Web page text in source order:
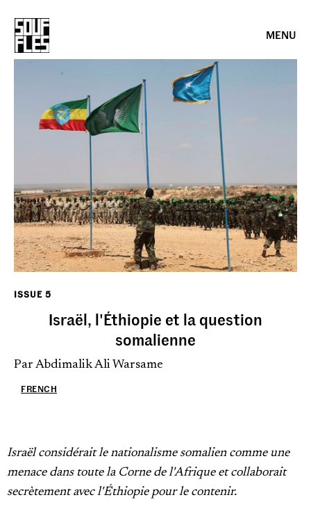
MENU
ISSUE 5
Israël, l'Éthiopie et la question
somalienne
Par Abdimalik Ali Warsame
FRENCH
Israël considérait le nationalisme somalien comme une
menace dans toute la Corne de l'Afrique et collaborait
secrètement avec l'Éthiopie pour le contenir.